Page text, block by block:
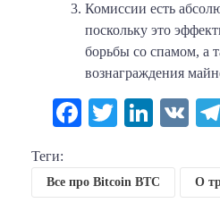
Комиссии есть
поскольку это
борьбы со спамом, а
вознаграждения
Facebook
Twitter VK
Теги:
Все про Bitcoin BTC О